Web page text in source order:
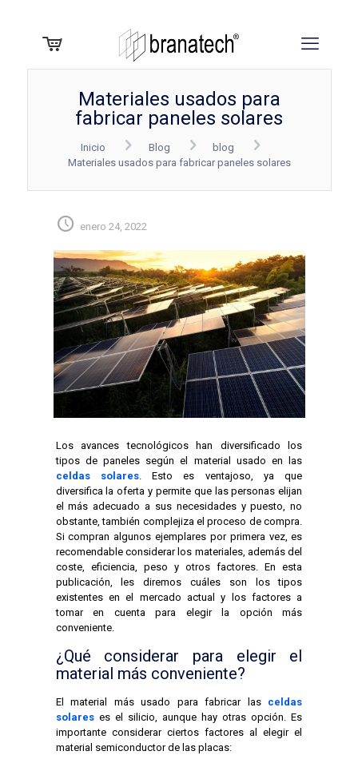
Materiales usados para
fabricar paneles solares
Inicio Blog
blog
Materiales usados para fabricar paneles solares
enero 24, 2022
Los avances tecnológicos han diversificado los
tipos de paneles según el material usado en las
celdas solares. Esto es ventajoso, ya que
diversifica la oferta y permite que las personas elijan
el más adecuado a sus necesidades y puesto, no
obstante, también complejiza el proceso de compra.
Si compran algunos ejemplares por primera vez, es
recomendable considerar los materiales, además del
coste, eficiencia, peso y otros factores. En esta
publicación, les diremos cuáles son los tipos
existentes en el mercado actual y los factores a
tomar en cuenta para elegir la opción más
conveniente.
¿Qué considerar para elegir el
material más conveniente?
El material más usado para fabricar las celdas
solareses el silicio, aunque hay otras opción. Es
importante considerar ciertos factores al elegir el
material semiconductor de las placas: